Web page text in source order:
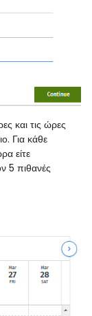
και τις ώρες
Για κάθε
είτε
5 πιθανές